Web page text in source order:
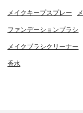
メイクキープスプレー
ファンデーションブラシ
メイクブラシクリーナー
香水